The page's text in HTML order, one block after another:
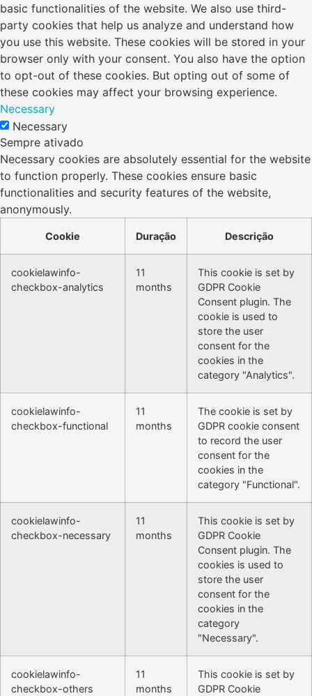
basic functionalities of the website. We also use third-
party cookies that help us analyze and understand how
you use this website. These cookies will be stored in your
browser only with your consent. You also have the option
to opt-out of these cookies. But opting out of some of
these cookies may affect your browsing experience.
Necessary
Necessary
Sempre ativado
Necessary cookies are absolutely essential for the website
to function properly. These cookies ensure basic
functionalities and security features of the website,
anonymously.
Cookie Duração Descrição
cookielawinfo-
checkbox-analytics
11
months
This cookie is set by
GDPR Cookie
Consent plugin. The
cookie is used to
store the user
consent for the
cookies in the
category "Analytics".
cookielawinfo-
checkbox-functional
11
months
The cookie is set by
GDPR cookie consent
to record the user
consent for the
cookies in the
category "Functional".
cookielawinfo-
checkbox-necessary
11
months
This cookie is set by
GDPR Cookie
Consent plugin. The
cookies is used to
store the user
consent for the
cookies in the
category
"Necessary".
cookielawinfo-
checkbox-others
11
months
This cookie is set by
GDPR Cookie